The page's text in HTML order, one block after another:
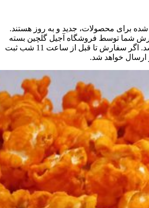
برای محصولات، جدید و به روز هستند.
شما توسط فروشگاه آجیل گلچین بسته
بندی و ارسال خواهد شد. اگر سفارش تا قبل از ساعت 11 شب ثبت
ارسال خواهد شد.